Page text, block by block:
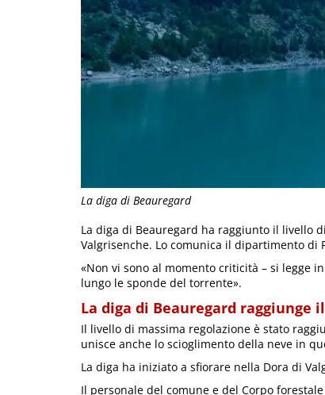
La diga di Beauregard
La diga di Beauregard ha raggiunto il livello
Valgrisenche. Lo comunica il dipartimento di
«Non vi sono al momento criticità – si legge
lungo le sponde del torrente».
La diga di Beauregard
Il livello di massima regolazione è stato
unisce anche lo scioglimento della neve in
La diga ha iniziato a sfiorare nella Dora di
Il personale del comune e del Corpo